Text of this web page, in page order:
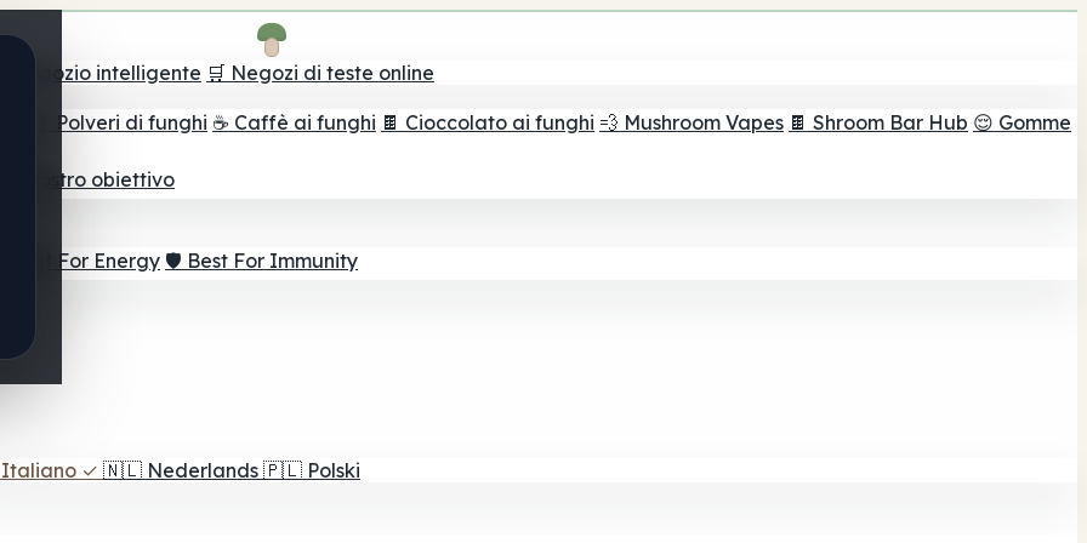
il negozio intelligente 🛒 Negozi di teste online
🫙 Polveri di funghi ☕ Caffè ai funghi 🍫 Cioccolato ai funghi 💨 Mushroom Vapes 🍫 Shroom Bar Hub 😌 Gomme
il vostro obiettivo
⚡ Best For Energy 🛡️ Best For Immunity
Italiano ✓ 🇳🇱 Nederlands 🇵🇱 Polski